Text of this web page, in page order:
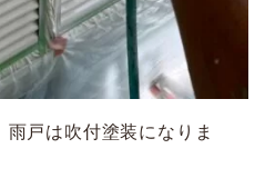
戸は吹付塗装になりま